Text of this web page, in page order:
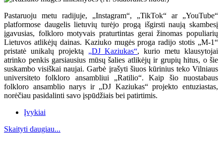
Pastaruoju metu radijuje, „Instagram“, „TikTok“ ar „YouTube“
platformose daugelis lietuvių turėjo progą išgirsti naują skambesį
įgavusias, folkloro motyvais praturtintas gerai žinomas populiarių
Lietuvos atlikėjų dainas. Kaziuko mugės proga radijo stotis „M-1“
pristatė unikalų projektą „DJ Kaziukas“, kurio metu klausytojai
atrinko penkis garsiausius mūsų šalies atlikėjų ir grupių hitus, o šie
suskambo visiškai naujai. Garbė įrašyti šiuos kūrinius teko Vilniaus
universiteto folkloro ansambliui „Ratilio“. Kaip šio nuostabaus
folkloro ansamblio narys ir „DJ Kaziukas“ projekto entuziastas,
norėčiau pasidalinti savo įspūdžiais bei patirtimis.
Įvykiai
Skaityti daugiau...